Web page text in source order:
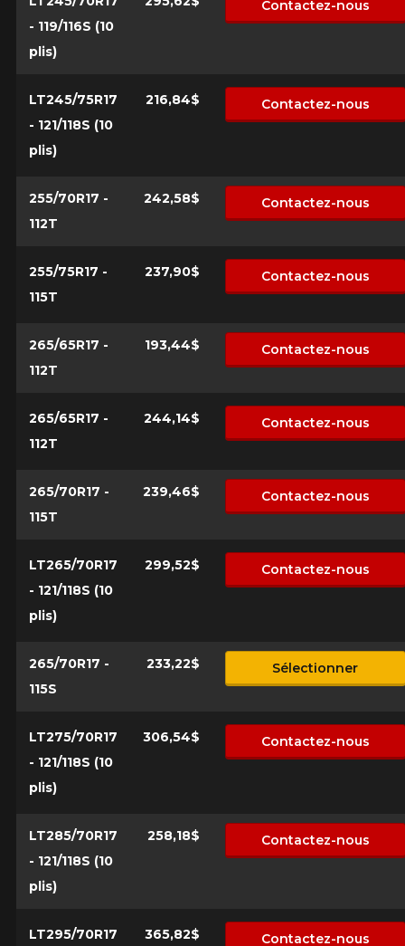
- 119/116S (10
plis)
Contactez-nous
LT245/75R17
- 121/118S (10
plis)
216,84$ Contactez-nous
255/70R17 -
112T
242,58$ Contactez-nous
255/75R17 -
115T
237,90$ Contactez-nous
265/65R17 -
112T
193,44$ Contactez-nous
265/65R17 -
112T
244,14$ Contactez-nous
265/70R17 -
115T
239,46$ Contactez-nous
LT265/70R17
- 121/118S (10
plis)
299,52$ Contactez-nous
265/70R17 -
115S
233,22$ Sélectionner
LT275/70R17
- 121/118S (10
plis)
306,54$ Contactez-nous
LT285/70R17
- 121/118S (10
plis)
258,18$ Contactez-nous
LT295/70R17
365,82$ Contactez-nous